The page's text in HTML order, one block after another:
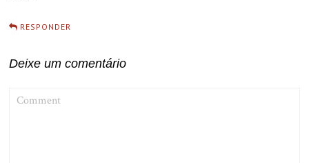
RESPONDER
Deixe um comentário